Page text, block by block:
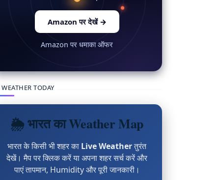
Amazon पर देखें →
Amazon पर धमाका ऑफर
TODAY
🌦 भारत का Weather Map
भारत के किसी भी शहर का Live Weatherतुरंत
देखें। मैप पर क्लिक करें या अपना शहर सर्च करें और
पाएं तापमान, Humidity और पूरी जानकारी।